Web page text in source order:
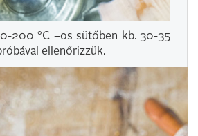
200 °C –os sütőben kb. 30-35
ellenőrizzük.